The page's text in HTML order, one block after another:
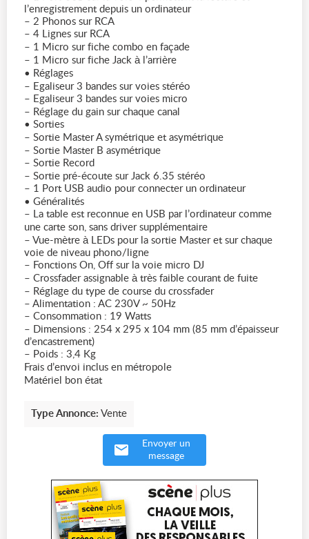
l’enregistrement depuis un ordinateur
– 2 Phonos sur RCA
– 4 Lignes sur RCA
– 1 Micro sur fiche combo en façade
– 1 Micro sur fiche Jack à l’arrière
• Réglages
– Egaliseur 3 bandes sur voies stéréo
– Egaliseur 3 bandes sur voies micro
– Réglage du gain sur chaque canal
• Sorties
– Sortie Master A symétrique et asymétrique
– Sortie Master B asymétrique
– Sortie Record
– Sortie pré-écoute sur Jack 6.35 stéréo
– 1 Port USB audio pour connecter un ordinateur
• Généralités
– La table est reconnue en USB par l’ordinateur comme
une carte son, sans driver supplémentaire
– Vue-mètre à LEDs pour la sortie Master et sur chaque
voie de niveau phono/ligne
– Fonctions On, Off sur la voie micro DJ
– Crossfader assignable à très faible courant de fuite
– Réglage du type de course du crossfader
– Alimentation : AC 230V ~ 50Hz
– Consommation : 19 Watts
– Dimensions : 254 x 295 x 104 mm (85 mm d’épaisseur
d’encastrement)
– Poids : 3,4 Kg
Frais d’envoi inclus en métropole
Matériel bon état
Type Annonce: Vente
Envoyer un
message